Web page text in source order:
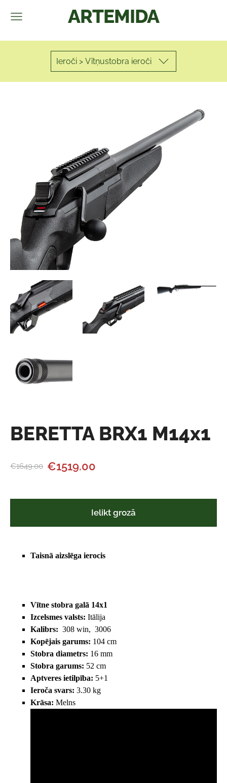
ARTEMIDA
Ieroči > Vītņustobra ieroči
BERETTA BRX1 M14x1
€1649.00 €1519.00
Ielikt grozā
Taisnā aizslēga ierocis
Vītne stobra galā 14x1
Izcelsmes valsts: Itālija
Kalibrs: 308 win, 3006
Kopējais garums: 104 cm
Stobra diametrs: 16 mm
Stobra garums: 52 cm
Aptveres ietilpība: 5+1
Ieroča svars: 3.30 kg
Krāsa: Melns